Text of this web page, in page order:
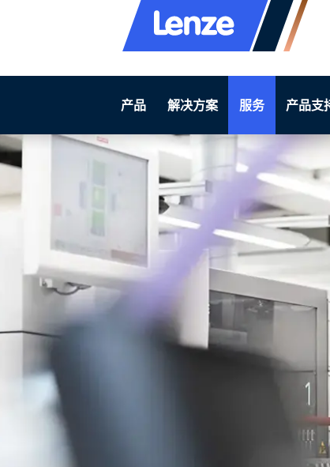
产品 解决方案 服务 产品支